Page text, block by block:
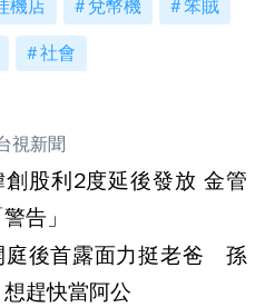
機店 兌幣機 笨賊
社會
視新聞
創股利2度延後發放 金管
告」
庭後首露面力挺老爸 孫
趕快當阿公